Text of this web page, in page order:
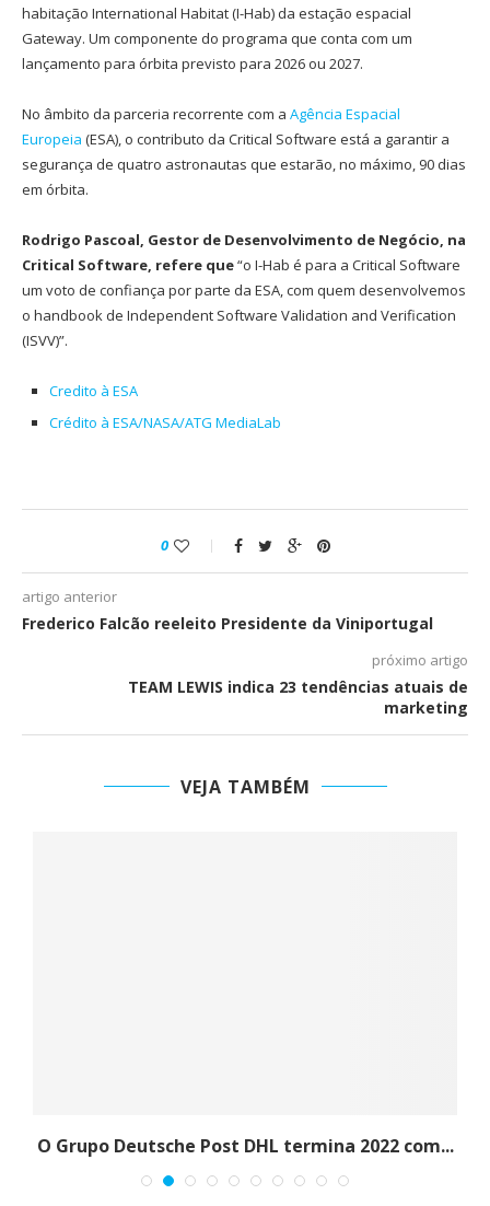
habitação International Habitat (I-Hab) da estação espacial
Gateway. Um componente do programa que conta com um
lançamento para órbita previsto para 2026 ou 2027.
No âmbito da parceria recorrente com a Agência Espacial
Europeia (ESA), o contributo da Critical Software está a garantir a
segurança de quatro astronautas que estarão, no máximo, 90 dias
em órbita.
Rodrigo Pascoal, Gestor de Desenvolvimento de Negócio, na
Critical Software, refere que“o I-Hab é para a Critical Software
um voto de confiança por parte da ESA, com quem desenvolvemos
o handbook de Independent Software Validation and Verification
(ISVV)”.
Credito à ESA
Crédito à ESA/NASA/ATG MediaLab
0
artigo anterior
Frederico Falcão reeleito Presidente da Viniportugal
próximo artigo
TEAM LEWIS indica 23 tendências atuais de
marketing
VEJA TAMBÉM
O Grupo Deutsche Post DHL termina 2022 com...